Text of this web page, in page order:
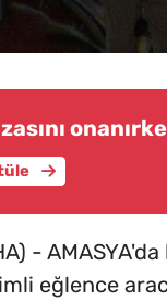
-
eğlence